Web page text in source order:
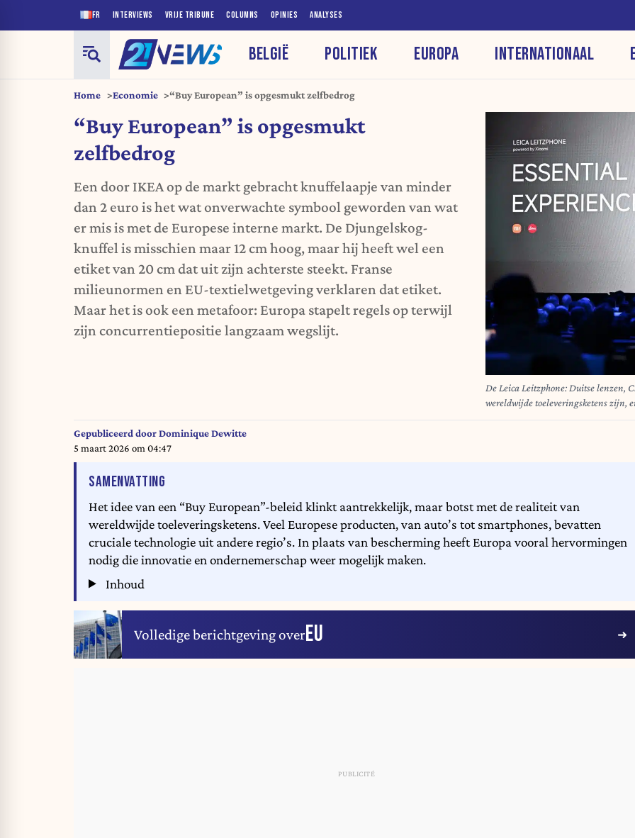
FR INTERVIEWS VRIJE TRIBUNE COLUMNS OPINIES ANALYSES
BELGIË POLITIEK EUROPA INTERNATIONAAL
Home Economie “Buy European” is opgesmukt zelfbedrog
“Buy European” is opgesmukt
zelfbedrog
Een door IKEA op de markt gebracht knuffelaapje van minder
dan 2 euro is het wat onverwachte symbool geworden van wat
er mis is met de Europese interne markt. De Djungelskog-
knuffel is misschien maar 12 cm hoog, maar hij heeft wel een
etiket van 20 cm dat uit zijn achterste steekt. Franse
milieunormen en EU-textielwetgeving verklaren dat etiket.
Maar het is ook een metafoor: Europa stapelt regels op terwijl
zijn concurrentiepositie langzaam wegslijt.
De Leica Leitzphone: Duitse lenzen,
wereldwijde toeleveringsketens zijn,
Photo: Wolf von Dewitz/dpa
Gepubliceerd doorDominique Dewitte
5 maart 2026 om 04:47
SAMENVATTING
Het idee van een “Buy European”-beleid klinkt aantrekkelijk, maar botst met de realiteit van
wereldwijde toeleveringsketens. Veel Europese producten, van auto’s tot smartphones, bevatten
cruciale technologie uit andere regio’s. In plaats van bescherming heeft Europa vooral hervormingen
nodig die innovatie en ondernemerschap weer mogelijk maken.
Inhoud
Volledige berichtgeving overEU